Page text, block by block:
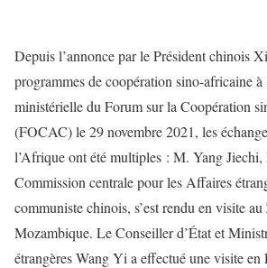
Depuisl’annonce par le Présidentchinois
programmes de coopération sino-africaine à
ministérielle du Forum sur la Coopération
(FOCAC) le 29 novembre 2021, les
l’Afrique ont été multiples : M. Yang Jiechi,
Commission centrale pour les Affaires
communiste chinois, s’est rendu en visite
Mozambique. Le Conseiller d’État et
étrangères Wang Yi a effectué une visite